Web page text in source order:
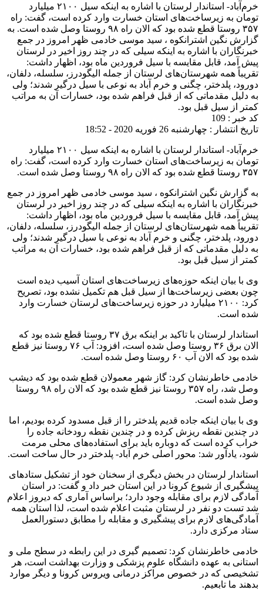
خرم‌آباد- استاندار لرستان با اشاره به اینکه سیل ۲۱۰۰ میلیارد
تومان به زیرساخت‌های استان خسارت وارد کرده است، گفت: راه
۳۵۷ روستا قطع شده بود که الان راه ۹۸ روستا وصل شده است. به
گزارش نگین اشترانکوه ، سید موسی خادمی ظهر امروز در جمع
خبرنگاران با اشاره به اینکه سیلی که در چند روز اخیر در لرستان
پیش آمد، قابل مقایسه با سیل فروردین ماه بود، اظهار داشت:
تقریباً همه شهرستان‌های لرستان از جمله الیگودرز، سلسله، دلفان،
دورود، پلدختر، چگنی و خرم آباد به نوعی با سیل درگیر شدند؛ ولی
به دلیل مقدماتی که از قبل فراهم شده بود، خسارات آن به مراتب
کمتر از سیل قبل بود.
کد خبر : 109
تاریخ انتشار : چهارشنبه 26 فوریه 2020 - 18:52
خرم‌آباد- استاندار لرستان با اشاره به اینکه سیل ۲۱۰۰ میلیارد
تومان به زیرساخت‌های استان خسارت وارد کرده است، گفت: راه
۳۵۷ روستا قطع شده بود که الان راه ۹۸ روستا وصل شده است.
به گزارش نگین اشترانکوه ، سید موسی خادمی ظهر امروز در جمع
خبرنگاران با اشاره به اینکه سیلی که در چند روز اخیر در لرستان
پیش آمد، قابل مقایسه با سیل فروردین ماه بود، اظهار داشت:
تقریباً همه شهرستان‌های لرستان از جمله الیگودرز، سلسله، دلفان،
دورود، پلدختر، چگنی و خرم آباد به نوعی با سیل درگیر شدند؛ ولی
به دلیل مقدماتی که از قبل فراهم شده بود، خسارات آن به مراتب
کمتر از سیل قبل بود.
وی با بیان اینکه حوزه‌های زیرساخت‌های استان آسیب دیده است
چون بعضی زیرساخت‌ها از سیل قبل هم تکمیل نشده بود، تصریح
کرد: ۲۱۰۰ میلیارد در حوزه زیرساخت‌های لرستان خسارت وارد
شده است.
استاندار لرستان با تاکید بر اینکه برق ۳۷ روستا قطع شده بود که
الان برق ۳۶ روستا وصل شده است، افزود: آب ۷۶ روستا نیز قطع
شده بود که الان آب ۶۰ روستا وصل شده است.
خادمی خاطرنشان کرد: گاز شهر معمولان قطع شده بود که دیشب
وصل شد، راه ۳۵۷ روستا نیز قطع شده بود که الان راه ۹۸ روستا
وصل شده است.
وی با بیان اینکه جاده قدیم پلدختر را از قبل مسدود کرده بودیم، اما
در چندین نقطه ریزش کرده و در چندین نقطه رودخانه جاده را
خراب کرده است که دوباره باید برای استفاده‌های محلی مرمت
شود، یادآور شد: محور اصلی خرم آباد- پلدختر در حال ساخت است.
استاندار لرستان در بخش دیگری از سخنان خود از تشکیل ستادهای
پیشگیری از شیوع کرونا در این استان خبر داد و گفت: در استان
آمادگی لازم برای مقابله وجود دارد؛ براساس آماری که دیروز اعلام
شد تست دو نفر در لرستان مثبت اعلام شده است، لذا استان همه
آمادگی‌های لازم برای پیشگیری و مقابله را مطابق دستورالعمل
ستاد مرکزی دارد.
خادمی خاطرنشان کرد: تصمیم گیری در این رابطه در سطح ملی و
استانی به عهده دانشگاه علوم پزشکی و وزارت بهداشت است، هر
تشخیصی که در خصوص مراکز درمانی ویروس کرونا و دیگر موارد
بدهند ما تابعیم.